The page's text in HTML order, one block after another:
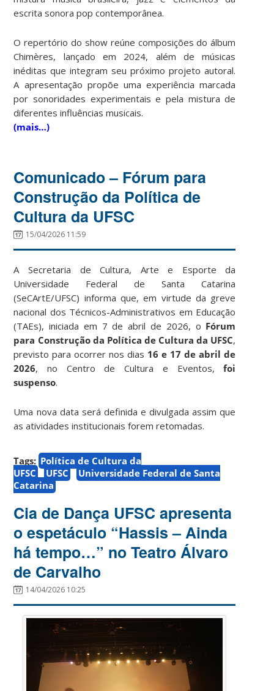
escrita sonora pop contemporânea.
O repertório do show reúne composições do álbum
Chimères, lançado em 2024, além de músicas
inéditas que integram seu próximo projeto autoral.
A apresentação propõe uma experiência marcada
por sonoridades experimentais e pela mistura de
diferentes influências musicais.
(mais…)
Comunicado – Fórum para
Construção da Política de
Cultura da UFSC
15/04/2026 11:59
A Secretaria de Cultura, Arte e Esporte da
Universidade Federal de Santa Catarina
(SeCArtE/UFSC) informa que, em virtude da greve
nacional dos Técnicos-Administrativos em Educação
(TAEs), iniciada em 7 de abril de 2026, o Fórum
para Construção da Política de Cultura da UFSC,
previsto para ocorrer nos dias 16 e 17 de abril de
2026, no Centro de Cultura e Eventos,foi
suspenso.
Uma nova data será definida e divulgada assim que
as atividades institucionais forem retomadas.
Tags: Política de Cultura da
UFSC
UFSC
Universidade Federal de Santa
Catarina
Cia de Dança UFSC apresenta
o espetáculo “Hassis – Ainda
há tempo…” no Teatro Álvaro
de Carvalho
14/04/2026 10:25